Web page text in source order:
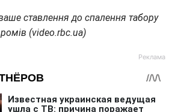
ставлення до спалення табору
ромів (video.rbc.ua)